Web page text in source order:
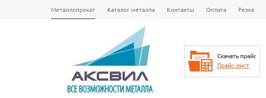
Металлопрокат Каталог металла Контакты Оплата Резка
Скачать прайс
Прайс-лист